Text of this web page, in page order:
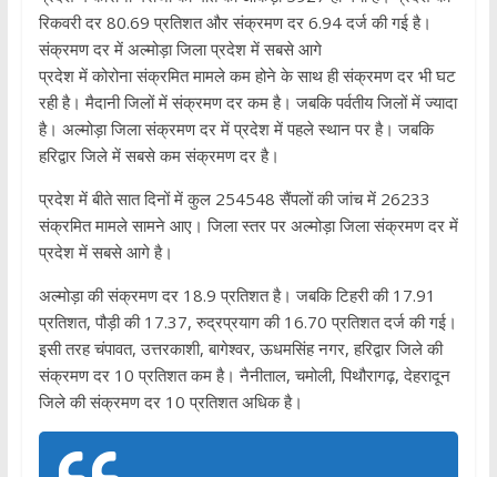
रिकवरी दर 80.69 प्रतिशत और संक्रमण दर 6.94 दर्ज की गई है।
संक्रमण दर में अल्मोड़ा जिला प्रदेश में सबसे आगे
प्रदेश में कोरोना संक्रमित मामले कम होने के साथ ही संक्रमण दर भी घट
रही है। मैदानी जिलों में संक्रमण दर कम है। जबकि पर्वतीय जिलों में ज्यादा
है। अल्मोड़ा जिला संक्रमण दर में प्रदेश में पहले स्थान पर है। जबकि
हरिद्वार जिले में सबसे कम संक्रमण दर है।
प्रदेश में बीते सात दिनों में कुल 254548 सैंपलों की जांच में 26233
संक्रमित मामले सामने आए। जिला स्तर पर अल्मोड़ा जिला संक्रमण दर में
प्रदेश में सबसे आगे है।
अल्मोड़ा की संक्रमण दर 18.9 प्रतिशत है। जबकि टिहरी की 17.91
प्रतिशत, पौड़ी की 17.37, रुद्रप्रयाग की 16.70 प्रतिशत दर्ज की गई।
इसी तरह चंपावत, उत्तरकाशी, बागेश्वर, ऊधमसिंह नगर, हरिद्वार जिले की
संक्रमण दर 10 प्रतिशत कम है। नैनीताल, चमोली, पिथौरागढ़, देहरादून
जिले की संक्रमण दर 10 प्रतिशत अधिक है।